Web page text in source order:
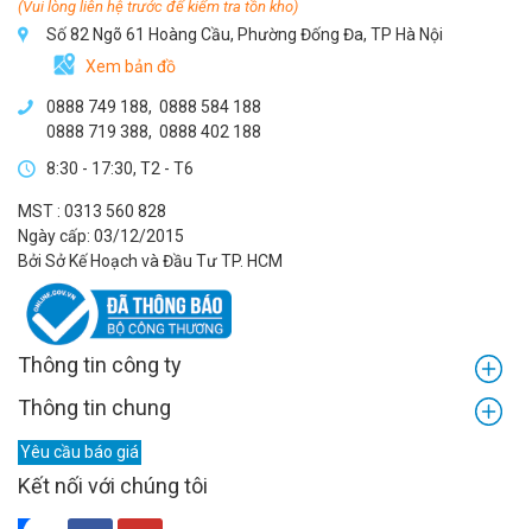
(Vui lòng liên hệ trước để kiểm tra tồn kho)
Số 82 Ngõ 61 Hoàng Cầu, Phường Đống Đa, TP Hà Nội
Xem bản đồ
0888 749 188, 0888 584 188
0888 719 388, 0888 402 188
8:30 - 17:30, T2 - T6
MST : 0313 560 828
Ngày cấp: 03/12/2015
Bởi Sở Kế Hoạch và Đầu Tư TP. HCM
Thông tin công ty
Thông tin chung
Yêu cầu báo giá
Kết nối với chúng tôi